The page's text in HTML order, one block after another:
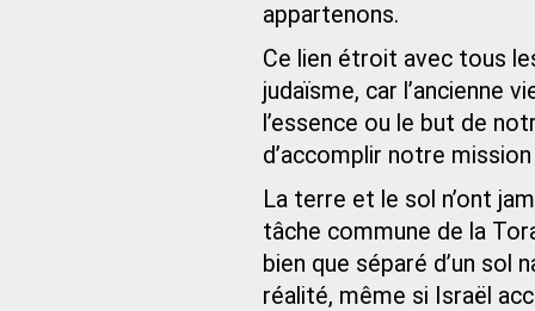
appartenons.
Ce lien étroit avec tous
judaïsme, car l’ancienne
l’essence ou le but de
d’accomplir notre
La terre et le sol n’ont
tâche commune de la
bien que séparé d’un sol
réalité, même si Israël